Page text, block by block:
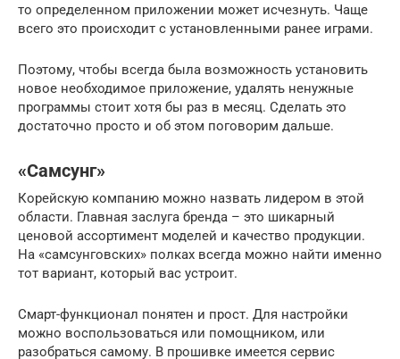
то определенном приложении может исчезнуть. Чаще
всего это происходит с установленными ранее играми.
Поэтому, чтобы всегда была возможность установить
новое необходимое приложение, удалять ненужные
программы стоит хотя бы раз в месяц. Сделать это
достаточно просто и об этом поговорим дальше.
«Самсунг»
Корейскую компанию можно назвать лидером в этой
области. Главная заслуга бренда – это шикарный
ценовой ассортимент моделей и качество продукции.
На «самсунговских» полках всегда можно найти именно
тот вариант, который вас устроит.
Смарт-функционал понятен и прост. Для настройки
можно воспользоваться или помощником, или
разобраться самому. В прошивке имеется сервис